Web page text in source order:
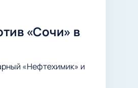
«Сочи» в
«Нефтехимик» и